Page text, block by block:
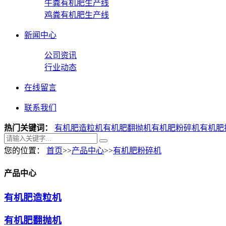
牛粪有机肥生产线
鸡粪有机肥生产线
新闻中心
公司资讯
行业动态
在线留言
联系我们
热门关键词： 有机肥造粒机有机肥翻抛机有机肥粉碎机有机肥
您的位置： 首页>>产品中心>>有机肥粉碎机
产品中心
有机肥造粒机
有机肥翻抛机